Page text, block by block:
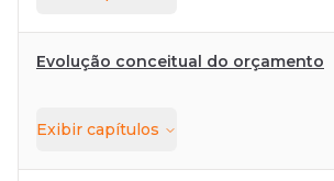
Evolução conceitual do orçamento
Exibir capítulos